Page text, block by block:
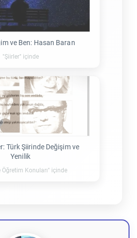
ve Ben: Hasan Baran
"Şiirler" içinde
Türk Şiirinde Değişim ve
Yenilik
Öğretim Konuları" içinde